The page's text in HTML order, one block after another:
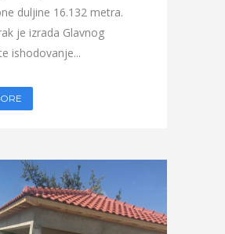
duljine 16.132 metra.
je izrada Glavnog
ishodovanje...